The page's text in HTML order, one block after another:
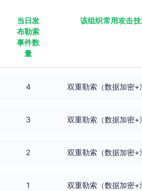
当日发
布勒索
事件数
量
该组织常用攻击
4 双重勒索（数据加密+
3 双重勒索（数据加密+
2 双重勒索（数据加密+
1 双重勒索（数据加密+